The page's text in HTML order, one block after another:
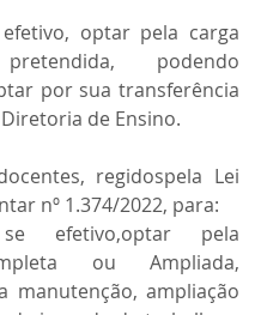
optar pela carga
podendo
por sua transferência
de Ensino.
regidospela Lei
nº 1.374/2022, para:
pela
ou Ampliada,
manutenção, ampliação